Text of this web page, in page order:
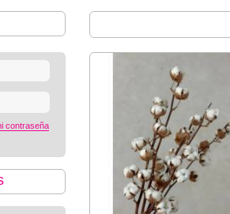
contraseña